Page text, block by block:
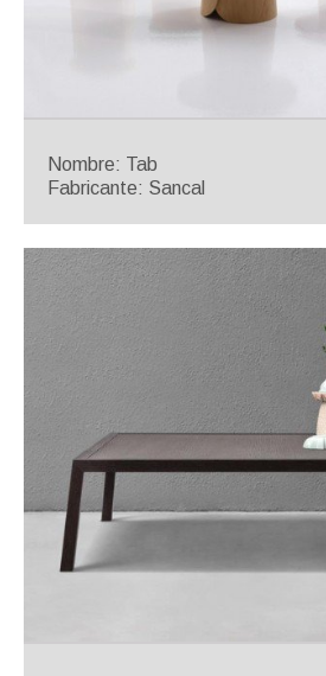
Nombre: Tab
Fabricante: Sancal